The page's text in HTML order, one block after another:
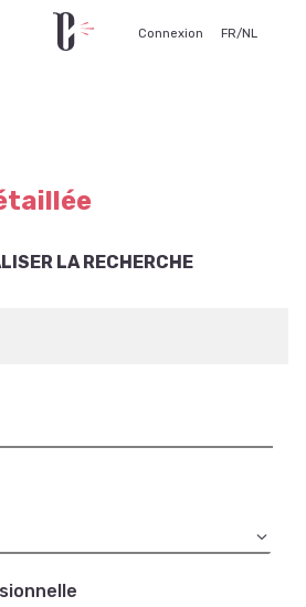
Connexion FR/NL
LA RECHERCHE